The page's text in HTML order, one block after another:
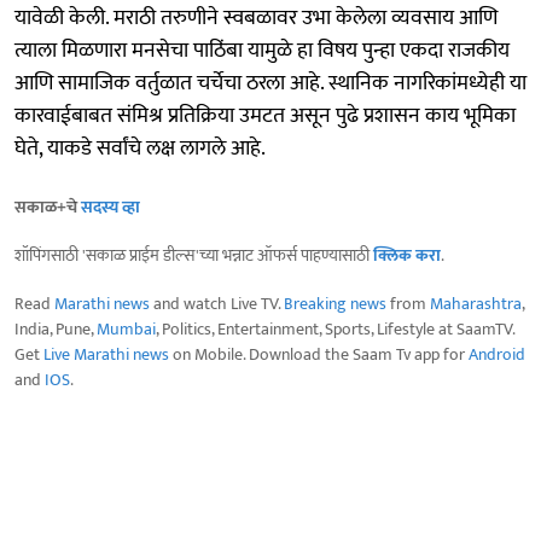
यावेळी केली. मराठी तरुणीने स्वबळावर उभा केलेला व्यवसाय आणि
त्याला मिळणारा मनसेचा पाठिंबा यामुळे हा विषय पुन्हा एकदा राजकीय
आणि सामाजिक वर्तुळात चर्चेचा ठरला आहे. स्थानिक नागरिकांमध्येही या
कारवाईबाबत संमिश्र प्रतिक्रिया उमटत असून पुढे प्रशासन काय भूमिका
घेते, याकडे सर्वांचे लक्ष लागले आहे.
सकाळ+चेसदस्य व्हा
शॉपिंगसाठी 'सकाळ प्राईम डील्स'च्या भन्नाट ऑफर्स पाहण्यासाठीक्लिक करा.
Read Marathi newsand watch Live TV.Breaking newsfrom Maharashtra,
India, Pune,Mumbai, Politics, Entertainment, Sports, Lifestyle at SaamTV.
GetLive Marathi newson Mobile. Download the Saam Tv app forAndroid
and IOS.